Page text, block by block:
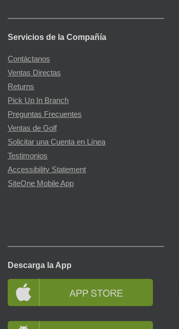
Servicios de la Compañía
Contáctanos
Ventas Directas
Returns
Pick Up In Branch
Preguntas Frecuentes
Ventas de Golf
Solicitar una Cuenta en Línea
Testimonios
Accessibility Statement
SiteOne Mobile App
Descarga la App